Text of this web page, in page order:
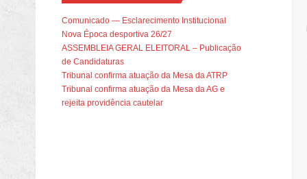
Comunicado — Esclarecimento Institucional
Nova Época desportiva 26/27
ASSEMBLEIA GERAL ELEITORAL – Publicação
de Candidaturas
Tribunal confirma atuação da Mesa da ATRP
Tribunal confirma atuação da Mesa da AG e
rejeita providência cautelar